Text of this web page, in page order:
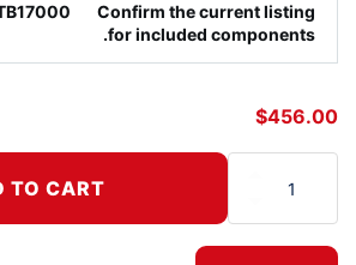
Confirm the current listing
for included components.
$456.00
TO CART